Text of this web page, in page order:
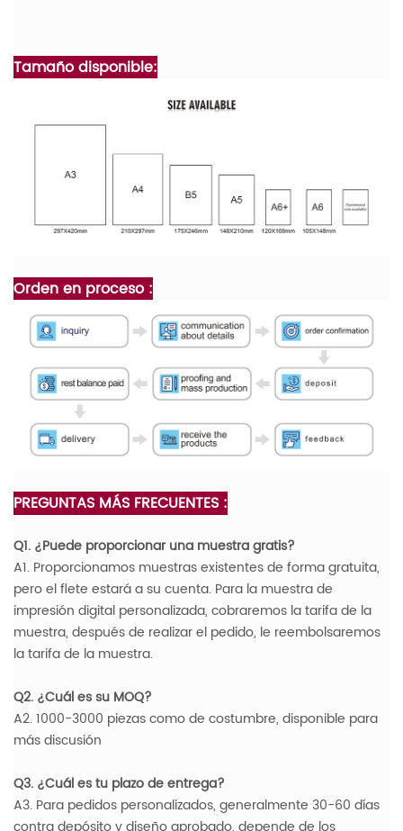
Tamaño disponible:
Orden en proceso :
PREGUNTAS MÁS FRECUENTES :
Q1. ¿Puede proporcionar una muestra gratis?
A1. Proporcionamos muestras existentes de forma gratuita,
pero el flete estará a su cuenta. Para la muestra de
impresión digital personalizada, cobraremos la tarifa de la
muestra, después de realizar el pedido, le reembolsaremos
la tarifa de la muestra.
Q2. ¿Cuál es su MOQ?
A2. 1000-3000 piezas como de costumbre, disponible para
más discusión
Q3. ¿Cuál es tu plazo de entrega?
A3. Para pedidos personalizados, generalmente 30-60 días